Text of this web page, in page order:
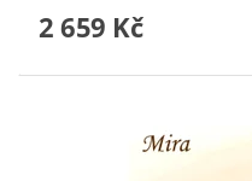
2 659 Kč